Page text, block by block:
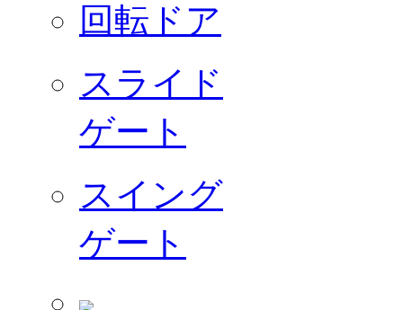
回転ドア
スライド
ゲート
スイング
ゲート